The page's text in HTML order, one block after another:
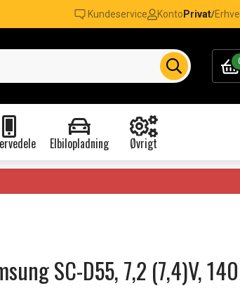
Kundeservice Konto Privat/
Elbilopladning Øvrigt
SC-D55, 7,2 (7,4)V,